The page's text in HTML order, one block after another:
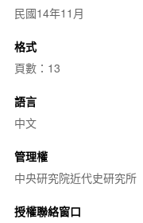
民國14年11月
格式
頁數：13
語言
中文
管理權
中央研究院近代史研究所
授權聯絡窗口